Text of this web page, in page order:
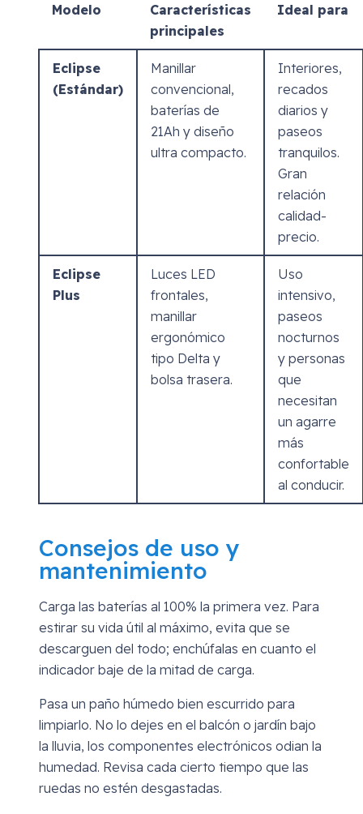
Modelo
Características
principales
Ideal para
Eclipse
(Estándar)
Manillar
convencional,
baterías de
21Ah y diseño
ultra compacto.
Interiores,
recados
diarios y
paseos
tranquilos.
Gran
relación
calidad-
precio.
Eclipse
Plus
Luces LED
frontales,
manillar
ergonómico
tipo Delta y
bolsa trasera.
Uso
intensivo,
paseos
nocturnos
y personas
que
necesitan
un agarre
más
confortable
al conducir.
Consejos de uso y
mantenimiento
Carga las baterías al 100% la primera vez. Para
estirar su vida útil al máximo, evita que se
descarguen del todo; enchúfalas en cuanto el
indicador baje de la mitad de carga.
Pasa un paño húmedo bien escurrido para
limpiarlo. No lo dejes en el balcón o jardín bajo
la lluvia, los componentes electrónicos odian la
humedad. Revisa cada cierto tiempo que las
ruedas no estén desgastadas.